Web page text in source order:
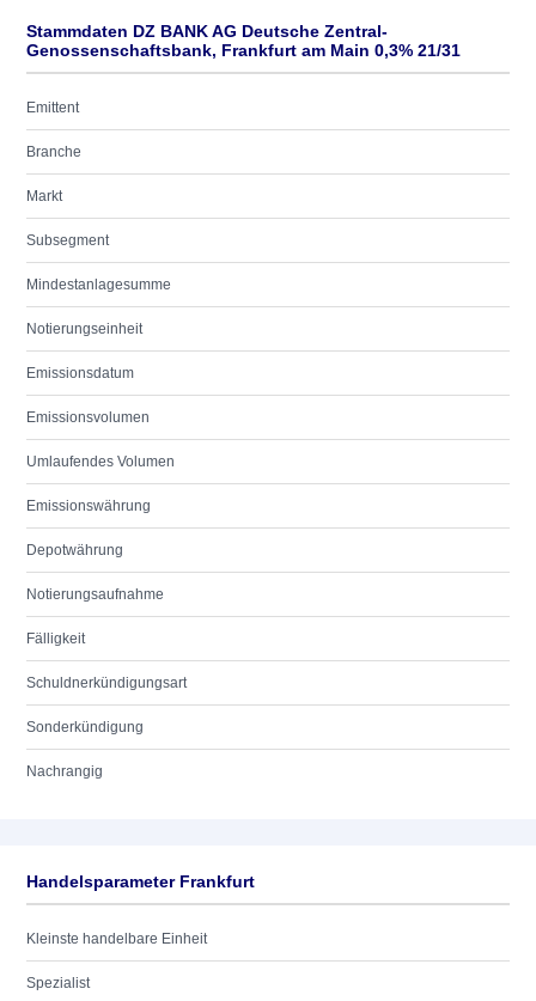
Stammdaten DZ BANK AG Deutsche Zentral-
Genossenschaftsbank, Frankfurt am Main 0,3% 21/31
Emittent
Branche
Markt
Subsegment
Mindestanlagesumme
Notierungseinheit
Emissionsdatum
Emissionsvolumen
Umlaufendes Volumen
Emissionswährung
Depotwährung
Notierungsaufnahme
Fälligkeit
Schuldnerkündigungsart
Sonderkündigung
Nachrangig
Handelsparameter Frankfurt
Kleinste handelbare Einheit
Spezialist